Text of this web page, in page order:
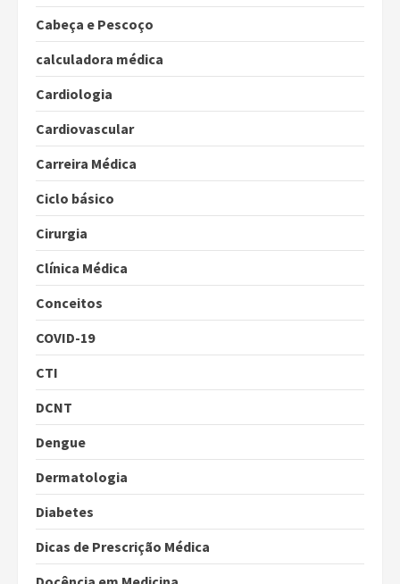
Cabeça e Pescoço
calculadora médica
Cardiologia
Cardiovascular
Carreira Médica
Ciclo básico
Cirurgia
Clínica Médica
Conceitos
COVID-19
CTI
DCNT
Dengue
Dermatologia
Diabetes
Dicas de Prescrição Médica